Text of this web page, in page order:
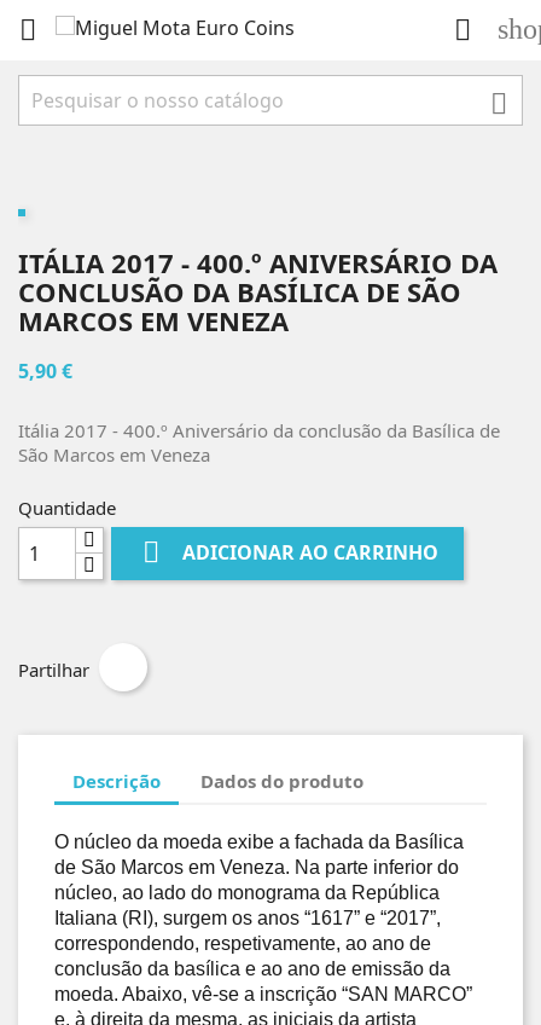
 

ITÁLIA 2017 - 400.º ANIVERSÁRIO DA
CONCLUSÃO DA BASÍLICA DE SÃO
MARCOS EM VENEZA
5,90 €
Itália 2017 - 400.º Aniversário da conclusão da Basílica de
São Marcos em Veneza
Quantidade
 ADICIONAR AO CARRINHO
Partilhar
Descrição Dados do produto
O núcleo da moeda exibe a fachada da Basílica
de São Marcos em Veneza. Na parte inferior do
núcleo, ao lado do monograma da República
Italiana (RI), surgem os anos “1617” e “2017”,
correspondendo, respetivamente, ao ano de
conclusão da basílica e ao ano de emissão da
moeda. Abaixo, vê-se a inscrição “SAN MARCO”
e, à direita da mesma, as iniciais da artista